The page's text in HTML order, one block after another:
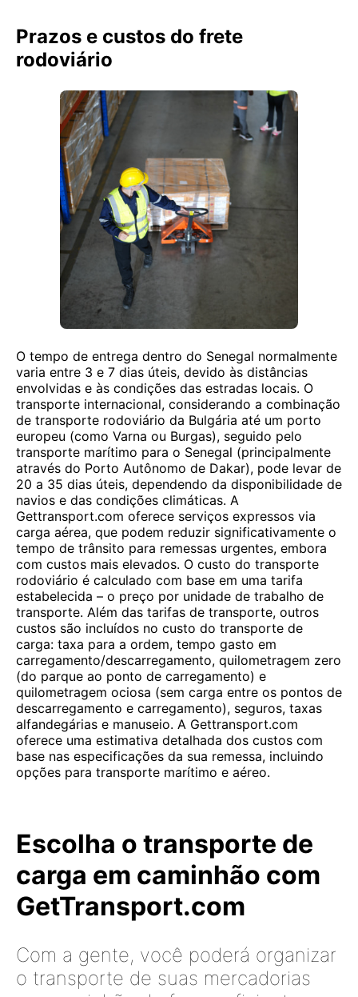
Prazos e custos do frete
rodoviário
O tempo de entrega dentro do Senegal normalmente
varia entre 3 e 7 dias úteis, devido às distâncias
envolvidas e às condições das estradas locais. O
transporte internacional, considerando a combinação
de transporte rodoviário da Bulgária até um porto
europeu (como Varna ou Burgas), seguido pelo
transporte marítimo para o Senegal (principalmente
através do Porto Autônomo de Dakar), pode levar de
20 a 35 dias úteis, dependendo da disponibilidade de
navios e das condições climáticas. A
Gettransport.com oferece serviços expressos via
carga aérea, que podem reduzir significativamente o
tempo de trânsito para remessas urgentes, embora
com custos mais elevados. O custo do transporte
rodoviário é calculado com base em uma tarifa
estabelecida – o preço por unidade de trabalho de
transporte. Além das tarifas de transporte, outros
custos são incluídos no custo do transporte de
carga: taxa para a ordem, tempo gasto em
carregamento/descarregamento, quilometragem zero
(do parque ao ponto de carregamento) e
quilometragem ociosa (sem carga entre os pontos de
descarregamento e carregamento), seguros, taxas
alfandegárias e manuseio. A Gettransport.com
oferece uma estimativa detalhada dos custos com
base nas especificações da sua remessa, incluindo
opções para transporte marítimo e aéreo.
Escolha o transporte de
carga em caminhão com
GetTransport.com
Com a gente, você poderá organizar
o transporte de suas mercadorias